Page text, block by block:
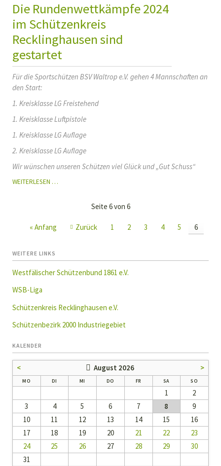
SPORTJAHR
2024
Die Rundenwettkämpfe 2024
im Schützenkreis
Recklinghausen sind
gestartet
Für die Sportschützen BSV Waltrop e.V. gehen 4 Mannschaften an
den Start:
1. Kreisklasse LG Freistehend
1. Kreisklasse Luftpistole
1. Kreisklasse LG Auflage
2. Kreisklasse LG Auflage
Wir wünschen unseren Schützen viel Glück und „Gut Schuss“
WEITERLESEN …DIE
RECKLINGHAUSEN
Seite 6 von 6
« Anfang Zurück 1 2 3 4 5 6
WEITERE LINKS
Westfälischer Schützenbund 1861 e.V.
WSB-Liga
Schützenkreis Recklinghausen e.V.
Schützenbezirk 2000 Industriegebiet
KALENDER
< August 2026 >
MO DI MI DO NNERSTAG
FR SA SO
1
2
3
4 5 6 7 8
9
10
11 12 13 14 15
16
17
18 19 20 21 22
23
24
25 26 27 28 29
30
31